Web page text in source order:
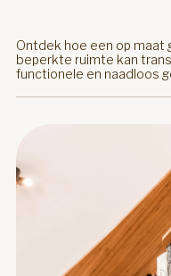
Ontdek hoe een op maat
beperkte ruimte kan
functionele en naadloos